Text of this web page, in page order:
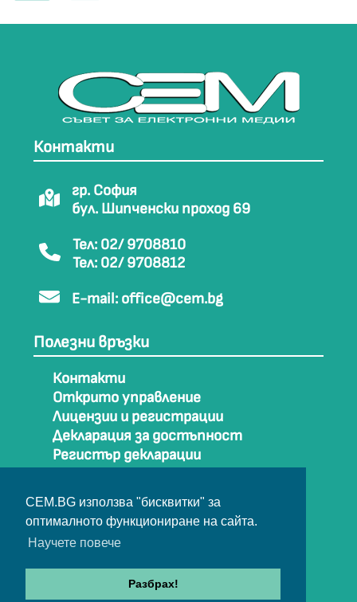
CEM.BG използва "бисквитки" за
оптималното функциониране на сайта.
Научете повече
Разбрах!
Контакти
гр. София
бул. Шипченски проход 69
Тел: 02/ 9708810
Тел: 02/ 9708812
E-mail: office@cem.bg
Полезни връзки
Контакти
Открито управление
Лицензии и регистрации
Декларация за достъпност
Регистър декларации
Карта на сайта
Архив
© Съвет за електронни медии 2025